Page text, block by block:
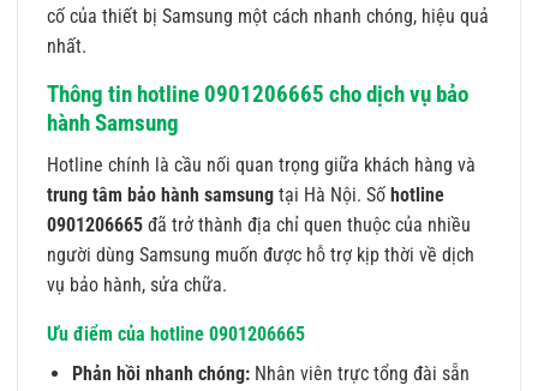
cố của thiết bị Samsung một cách nhanh chóng, hiệu quả
nhất.
Thông tin hotline 0901206665 cho dịch vụ bảo
hành Samsung
Hotline chính là cầu nối quan trọng giữa khách hàng và
trung tâm bảo hành samsung tại Hà Nội. Số hotline
0901206665 đã trở thành địa chỉ quen thuộc của nhiều
người dùng Samsung muốn được hỗ trợ kịp thời về dịch
vụ bảo hành, sửa chữa.
Ưu điểm của hotline 0901206665
Phản hồi nhanh chóng:Nhân viên trực tổng đài sẵn